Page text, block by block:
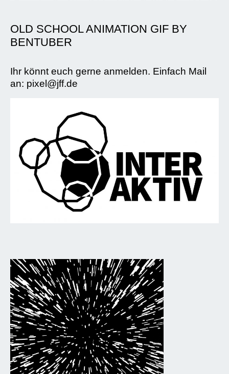
OLD SCHOOL ANIMATION GIF BY
BENTUBER
Ihr könnt euch gerne anmelden. Einfach Mail
an: pixel@jff.de